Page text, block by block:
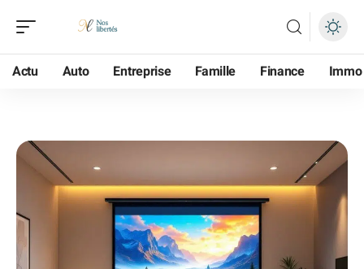
Actu Auto Entreprise Famille Finance Immo